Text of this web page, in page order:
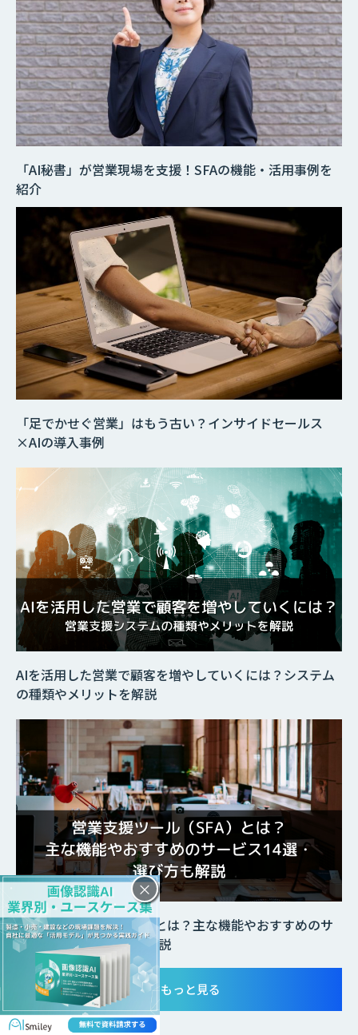
「足でかせぐ営業」はもう古い？インサイドセールス
×AIの導入事例
「AI秘書」が営業現場を支援！SFAの機能・活用事例を
紹介
営業支援ツール（SFA）とは？主な機能やおすすめのサ
ービス14選・選び方も解説
AIを活用した営業で顧客を増やしていくには？システム
の種類やメリットを解説
もっと見る
×